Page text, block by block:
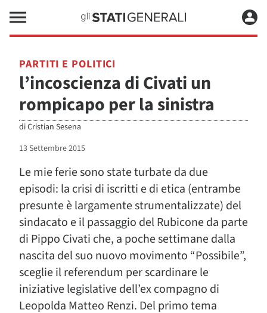
PARTITI E POLITICI
l’incoscienza di Civati un
rompicapo per la sinistra
diCristian Sesena
13 Settembre 2015
Le mie ferie sono state turbate da due
episodi: la crisi di iscritti e di etica (entrambe
presunte è largamente strumentalizzate) del
sindacato e il passaggio del Rubicone da parte
di Pippo Civati che, a poche settimane dalla
nascita del suo nuovo movimento “Possibile”,
sceglie il referendum per scardinare le
iniziative legislative dell’ex compagno di
Leopolda Matteo Renzi. Del primo tema